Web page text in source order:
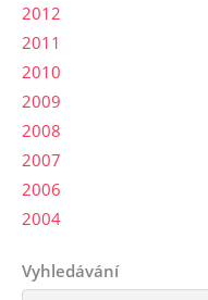
2012
2011
2010
2009
2008
2007
2006
2004
Vyhledávání